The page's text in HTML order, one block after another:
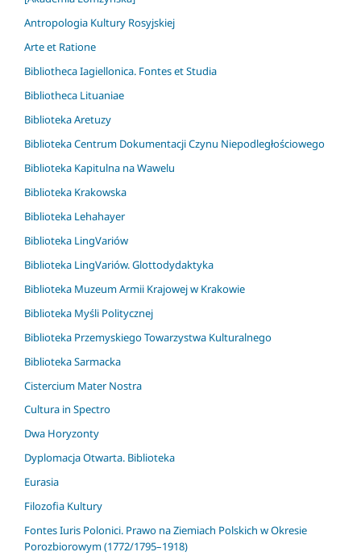
Antropologia Kultury Rosyjskiej
Arte et Ratione
Bibliotheca Iagiellonica. Fontes et Studia
Bibliotheca Lituaniae
Biblioteka Aretuzy
Biblioteka Centrum Dokumentacji Czynu Niepodległościowego
Biblioteka Kapitulna na Wawelu
Biblioteka Krakowska
Biblioteka Lehahayer
Biblioteka LingVariów
Biblioteka LingVariów. Glottodydaktyka
Biblioteka Muzeum Armii Krajowej w Krakowie
Biblioteka Myśli Politycznej
Biblioteka Przemyskiego Towarzystwa Kulturalnego
Biblioteka Sarmacka
Cistercium Mater Nostra
Cultura in Spectro
Dwa Horyzonty
Dyplomacja Otwarta. Biblioteka
Eurasia
Filozofia Kultury
Fontes Iuris Polonici. Prawo na Ziemiach Polskich w Okresie
Porozbiorowym (1772/1795–1918)